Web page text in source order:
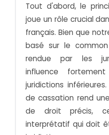
Tout d'abord, le
joue un rôle crucial
français. Bien que
basé sur le
rendue par les
influence
juridictions
de cassation rend
de droit précis,
interprétatif qui doit